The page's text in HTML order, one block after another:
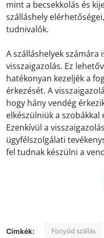
mint a becsekkolás és
szálláshely
tudnivalók.
A szálláshelyek számára
visszaigazolás. Ez
hatékonyan kezeljék a
érkezését. A
hogy hány vendég
elkészülniük a szobákkal
Ezenkívül a
ügyfélszolgálati
fel tudnak készülni a
Címkék: Fonyód szállás